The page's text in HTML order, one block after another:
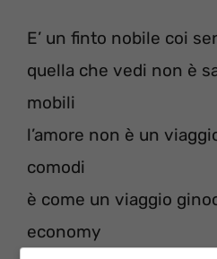
E’ un finto nobile coi
quella che vedi non è
mobili
l’amore non è un
comodi
è come un viaggio
economy